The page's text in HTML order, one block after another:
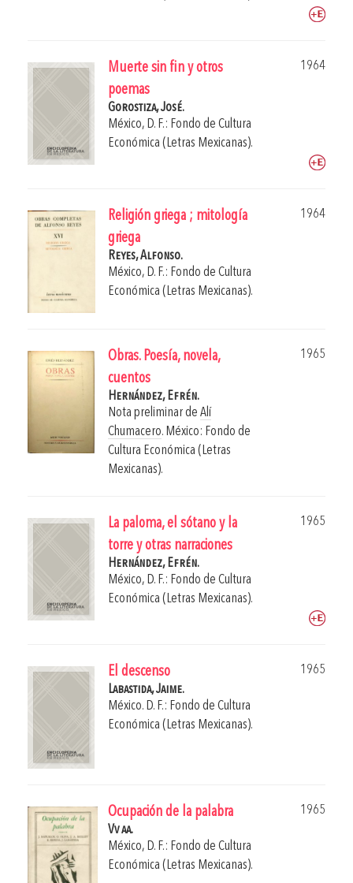
Muerte sin fin y otros
poemas
1964
Gorostiza, José.
México, D. F.: Fondo de Cultura
Económica (Letras Mexicanas).
Religión griega ; mitología
griega
1964
Reyes, Alfonso.
México, D. F.: Fondo de Cultura
Económica (Letras Mexicanas).
Obras. Poesía, novela,
cuentos
1965
Hernández, Efrén.
Nota preliminar de Alí
Chumacero. México: Fondo de
Cultura Económica (Letras
Mexicanas).
La paloma, el sótano y la
torre y otras narraciones
1965
Hernández, Efrén.
México, D. F.: Fondo de Cultura
Económica (Letras Mexicanas).
El descenso
1965
Labastida, Jaime.
México. D. F.: Fondo de Cultura
Económica (Letras Mexicanas).
Ocupación de la palabra
1965
Vv aa.
México, D. F.: Fondo de Cultura
Económica (Letras Mexicanas).